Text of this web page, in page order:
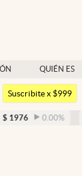
QUIÉN ES
QUIÉN
Argentina
Suscribite x $999
% DÓLAR